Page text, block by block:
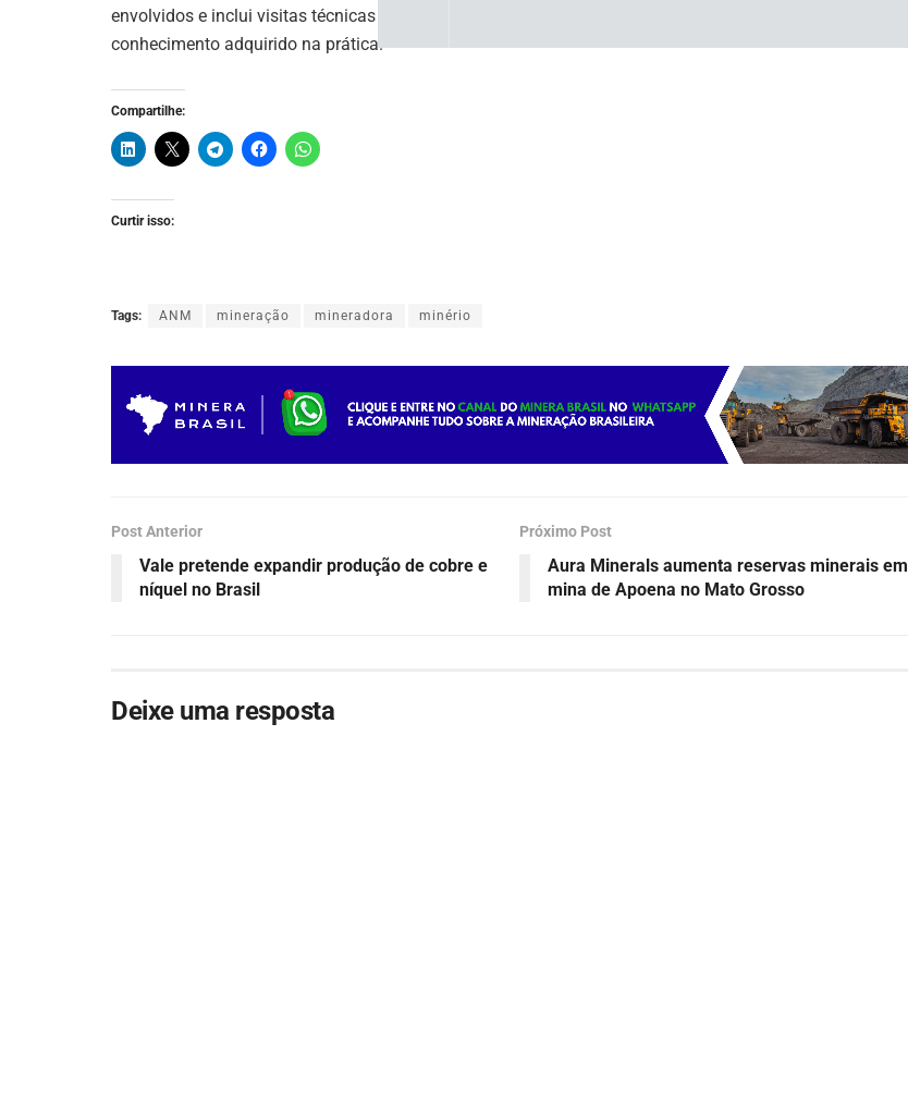
envolvidos e inclui visitas técnicas e uma pesquisa aplicada para que os participantes possam aplicar o
conhecimento adquirido na prática.
Compartilhe:
Curtir isso:
Tags: ANM mineração mineradora minério
Post Anterior
Vale pretende expandir produção de cobre e
níquel no Brasil
Próximo Post
Aura Minerals aumenta reservas minerais em
mina de Apoena no Mato Grosso
Deixe uma resposta